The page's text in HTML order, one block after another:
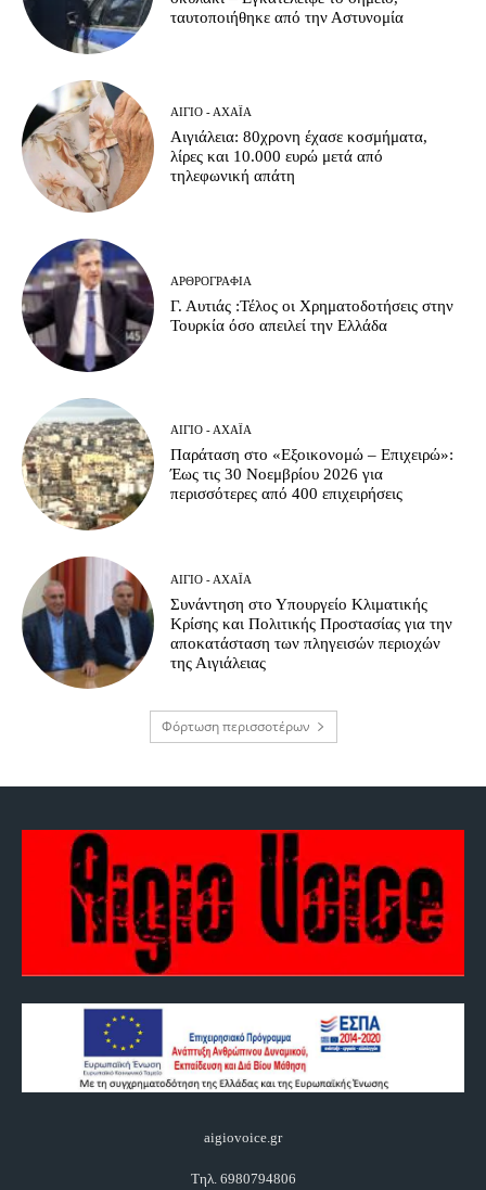
ταυτοποιήθηκε από την Αστυνομία
ΑΊΓΙΟ - ΑΧΑΪ́Α
Αιγιάλεια: 80χρονη έχασε κοσμήματα,
λίρες και 10.000 ευρώ μετά από
τηλεφωνική απάτη
ΑΡΘΡΟΓΡΑΦΊΑ
Γ. Αυτιάς :Τέλος οι Χρηματοδοτήσεις στην
Τουρκία όσο απειλεί την Ελλάδα
ΑΊΓΙΟ - ΑΧΑΪ́Α
Παράταση στο «Εξοικονομώ – Επιχειρώ»:
Έως τις 30 Νοεμβρίου 2026 για
περισσότερες από 400 επιχειρήσεις
ΑΊΓΙΟ - ΑΧΑΪ́Α
Συνάντηση στο Υπουργείο Κλιματικής
Κρίσης και Πολιτικής Προστασίας για την
αποκατάσταση των πληγεισών περιοχών
της Αιγιάλειας
Φόρτωση περισσοτέρων
aigiovoice.gr
Τηλ. 6980794806